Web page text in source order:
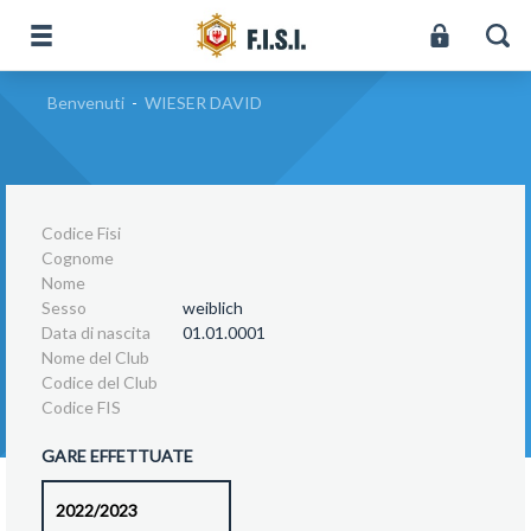
Benvenuti - WIESER DAVID
Codice Fisi
Cognome
Nome
Sesso
weiblich
Data di nascita
01.01.0001
Nome del Club
Codice del Club
Codice FIS
GARE EFFETTUATE